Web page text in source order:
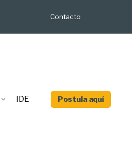
Contacto
IDE Postula aquí